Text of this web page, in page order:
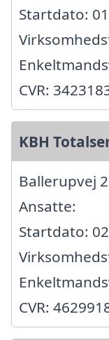
Startdato:
CVR:
KBH
Ballerupvej
Ansatte:
Startdato:
CVR: